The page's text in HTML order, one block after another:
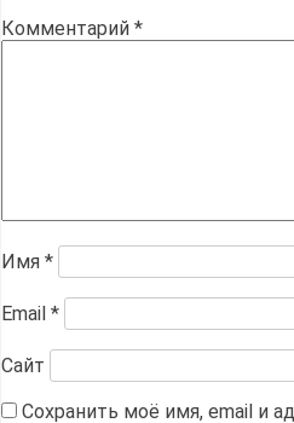
Комментарий *
Имя *
Email *
Сайт
Сохранить моё имя, email и